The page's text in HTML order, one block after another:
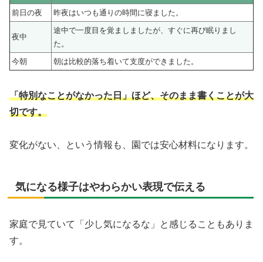
前日の夜 昨夜はいつも通りの時間に寝ました。
夜中
途中で一度目を覚ましましたが、すぐに再び眠りまし
た。
今朝
朝は比較的落ち着いて支度ができました。
「特別なことがなかった日」ほど、そのまま書くことが大
切です。
変化がない、という情報も、園では安心材料になります。
気になる様子はやわらかい表現で伝える
家庭で見ていて「少し気になるな」と感じることもありま
す。